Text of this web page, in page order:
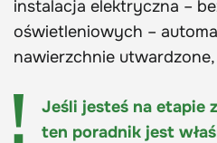
instalacja elektryczna –
oświetleniowych –
nawierzchnie
Jeśli jesteś na etapie
ten poradnik jest